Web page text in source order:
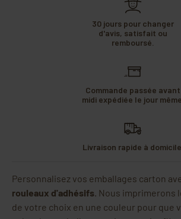
30 jours pour changer
d'avis, satisfait ou
remboursé.
Commande passée avant
midi expédiée le jour même.
Livraison rapide à domicile.
Personnalisez vos emballages carton
rouleaux d'adhésifs. Nous imprimerons
de votre choix en une couleur pour que